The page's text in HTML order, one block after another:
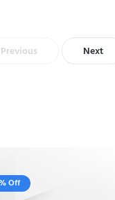
Previous Next
Off